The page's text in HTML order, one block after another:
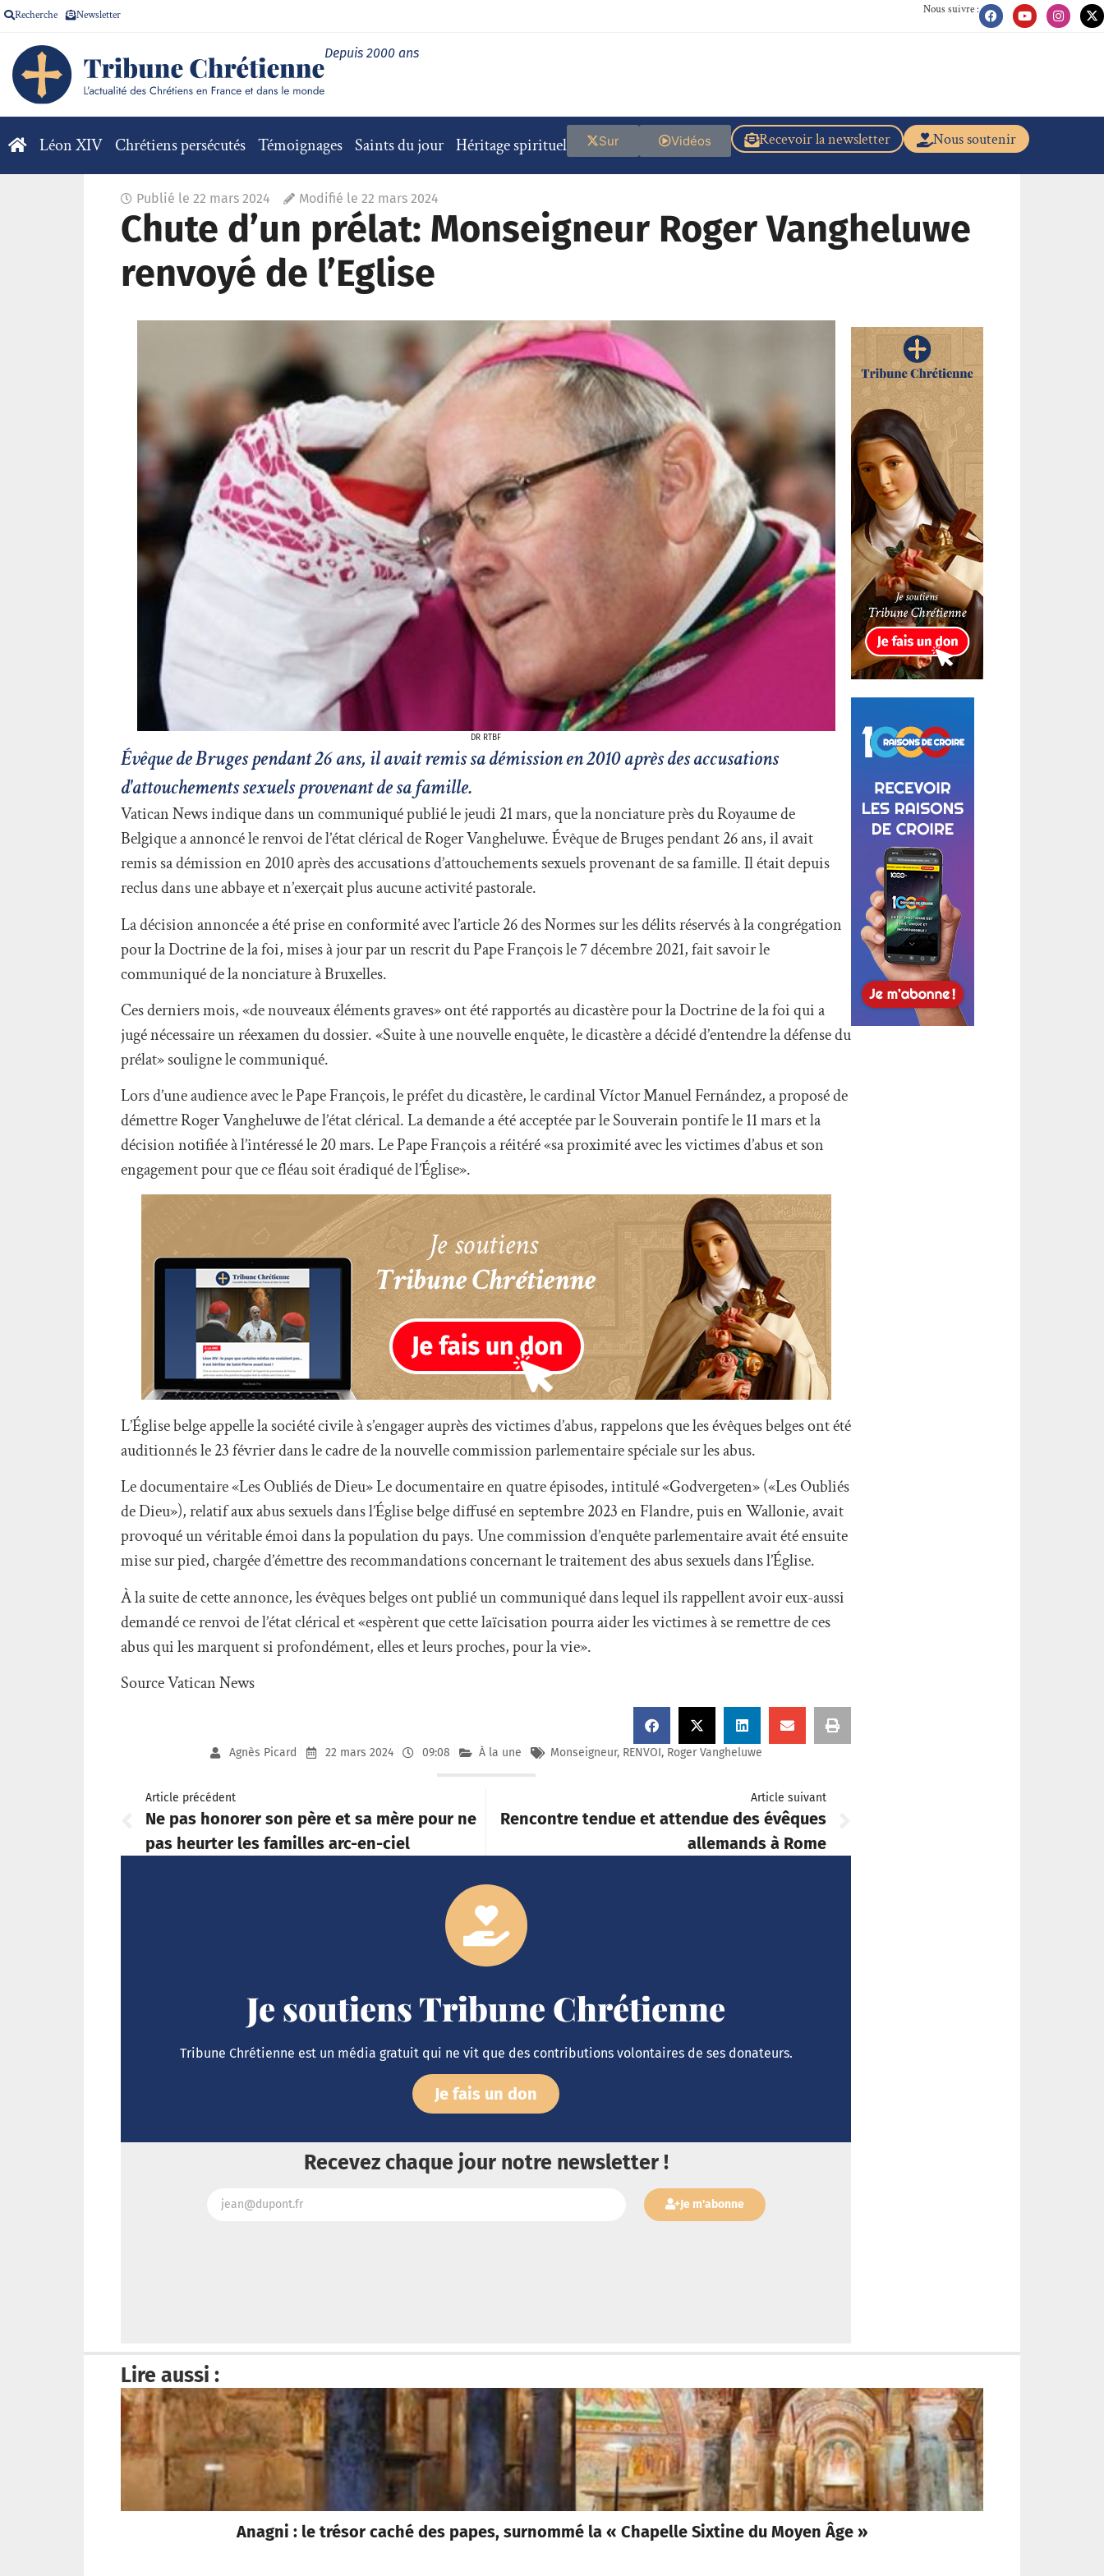
Recherche Newsletter Nous suivre :
Depuis 2000 ans
Léon XIV Chrétiens persécutés Témoignages Saints du jour Héritage spirituel Nous soutenir
Recevoir la newsletter
Vidéos
Sur
Publié le 22 mars 2024 Modifié le 22 mars 2024
Chute d’un prélat: Monseigneur Roger Vangheluwe
renvoyé de l’Eglise
DR RTBF
Évêque de Bruges pendant 26 ans, il avait remis sa démission en 2010 après des accusations
d'attouchements sexuels provenant de sa famille.
Vatican News indique dans un communiqué publié le jeudi 21 mars, que la nonciature près du Royaume de
Belgique a annoncé le renvoi de l’état clérical de Roger Vangheluwe. Évêque de Bruges pendant 26 ans, il avait
remis sa démission en 2010 après des accusations d’attouchements sexuels provenant de sa famille. Il était depuis
reclus dans une abbaye et n’exerçait plus aucune activité pastorale.
La décision annoncée a été prise en conformité avec l’article 26 des Normes sur les délits réservés à la congrégation
pour la Doctrine de la foi, mises à jour par un rescrit du Pape François le 7 décembre 2021, fait savoir le
communiqué de la nonciature à Bruxelles.
Ces derniers mois, «de nouveaux éléments graves» ont été rapportés au dicastère pour la Doctrine de la foi qui a
jugé nécessaire un réexamen du dossier. «Suite à une nouvelle enquête, le dicastère a décidé d’entendre la défense du
prélat» souligne le communiqué.
Lors d’une audience avec le Pape François, le préfet du dicastère, le cardinal Víctor Manuel Fernández, a proposé de
démettre Roger Vangheluwe de l’état clérical. La demande a été acceptée par le Souverain pontife le 11 mars et la
décision notifiée à l’intéressé le 20 mars. Le Pape François a réitéré «sa proximité avec les victimes d’abus et son
engagement pour que ce fléau soit éradiqué de l’Église».
L’Église belge appelle la société civile à s’engager auprès des victimes d’abus, rappelons que les évêques belges ont été
auditionnés le 23 février dans le cadre de la nouvelle commission parlementaire spéciale sur les abus.
Le documentaire «Les Oubliés de Dieu» Le documentaire en quatre épisodes, intitulé «Godvergeten» («Les Oubliés
de Dieu»), relatif aux abus sexuels dans l’Église belge diffusé en septembre 2023 en Flandre, puis en Wallonie, avait
provoqué un véritable émoi dans la population du pays. Une commission d’enquête parlementaire avait été ensuite
mise sur pied, chargée d’émettre des recommandations concernant le traitement des abus sexuels dans l’Église.
À la suite de cette annonce, les évêques belges ont publié un communiqué dans lequel ils rappellent avoir eux-aussi
demandé ce renvoi de l’état clérical et «espèrent que cette laïcisation pourra aider les victimes à se remettre de ces
abus qui les marquent si profondément, elles et leurs proches, pour la vie».
Source Vatican News
Agnès Picard 22 mars 2024 09:08 À la une Monseigneur, RENVOI, Roger Vangheluwe
Article précédent
Ne pas honorer son père et sa mère pour ne
pas heurter les familles arc-en-ciel
Article suivant
Rencontre tendue et attendue des évêques
allemands à Rome
Je soutiens Tribune Chrétienne
Tribune Chrétienne est un média gratuit qui ne vit que des contributions volontaires de ses donateurs.
Je fais un don
Recevez chaque jour notre newsletter !
Je m'abonne
Lire aussi :
Anagni : le trésor caché des papes, surnommé la « Chapelle Sixtine du Moyen Âge »